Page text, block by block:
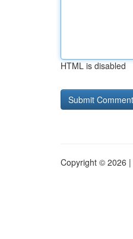
HTML is disabled
Copyright © 2026 |